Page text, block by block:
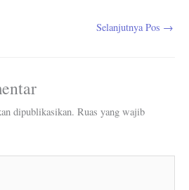
Selanjutnya Pos →
dipublikasikan. Ruas yang wajib